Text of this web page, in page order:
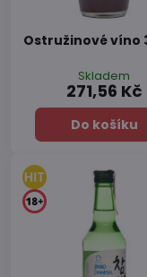
Ostružinové víno
Skladem
271,56 Kč
Do košíku